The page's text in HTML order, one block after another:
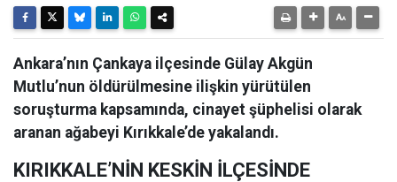
Ankara’nın Çankaya ilçesinde Gülay Akgün
Mutlu’nun öldürülmesine ilişkin yürütülen
soruşturma kapsamında, cinayet şüphelisi olarak
aranan ağabeyi Kırıkkale’de yakalandı.
KIRIKKALE’NİN KESKİN İLÇESİNDE